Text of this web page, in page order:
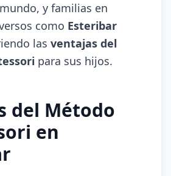
y familias en
como Esteribar
las ventajas del
para sus hijos.
del Método
en